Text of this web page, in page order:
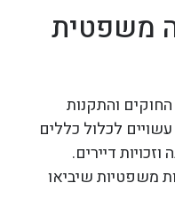
משפטית
והתקנות
לכלול כללים
דיירים.
משפטיות שיביאו